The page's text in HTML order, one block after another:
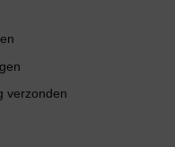
verzonden